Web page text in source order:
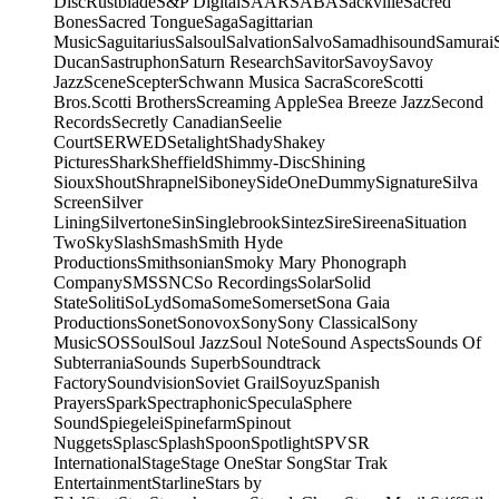
BonesSacred TongueSagaSagittarian
MusicSaguitariusSalsoulSalvationSalvoSamadhisoundSamurai
DucanSastruphonSaturn ResearchSavitorSavoySavoy
JazzSceneScepterSchwann Musica SacraScoreScotti
Bros.Scotti BrothersScreaming AppleSea Breeze JazzSecond
RecordsSecretly CanadianSeelie
CourtSERWEDSetalightShadyShakey
PicturesSharkSheffieldShimmy-DiscShining
SiouxShoutShrapnelSiboneySideOneDummySignatureSilva
ScreenSilver
LiningSilvertoneSinSinglebrookSintezSireSireenaSituation
TwoSkySlashSmashSmith Hyde
ProductionsSmithsonianSmoky Mary Phonograph
CompanySMSSNCSo RecordingsSolarSolid
StateSolitiSoLydSomaSomeSomersetSona Gaia
ProductionsSonetSonovoxSonySony ClassicalSony
MusicSOSSoulSoul JazzSoul NoteSound AspectsSounds Of
SubterraniaSounds SuperbSoundtrack
FactorySoundvisionSoviet GrailSoyuzSpanish
PrayersSparkSpectraphonicSpeculaSphere
SoundSpiegeleiSpinefarmSpinout
NuggetsSplascSplashSpoonSpotlightSPVSR
InternationalStageStage OneStar SongStar Trak
EntertainmentStarlineStars by